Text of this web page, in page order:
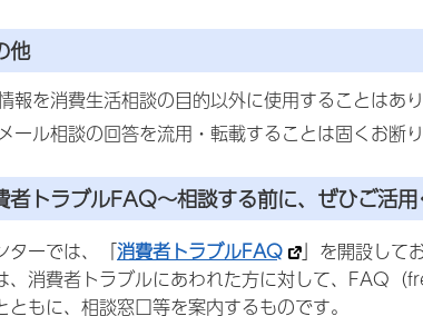
報を消費生活相談の目的以外に使用することはあ
ール相談の回答を流用・転載することは固くお断り
トラブルFAQ～相談する前に、ぜひご活用
ターでは、「消費者トラブルFAQ
」を開設して
、消費者トラブルにあわれた方に対して、FAQ
ともに、相談窓口等を案内するものです。